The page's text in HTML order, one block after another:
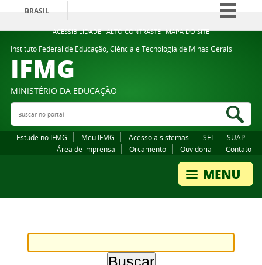
ACESSIBILIDADE ALTO CONTRASTE MAPA DO SITE
BRASIL
Simplifique!
Comunica BR
Legislação
Instituto Federal de Educação, Ciência e Tecnologia de Minas Gerais
IFMG
MINISTÉRIO DA EDUCAÇÃO
Buscar no portal
Estude no IFMG Meu IFMG Acesso a sistemas SEI
SUAP
Área de imprensa
Orcamento Ouvidoria Contato